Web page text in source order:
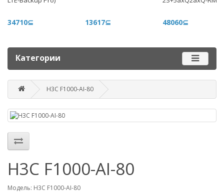
Наш адрес
г. Бишкек, ул. Матросова, 47
+996 775 710 060
34710⊆ 13617⊆ 48060⊆
Категории
H3C F1000-AI-80
H3C F1000-AI-80
Модель: H3C F1000-AI-80